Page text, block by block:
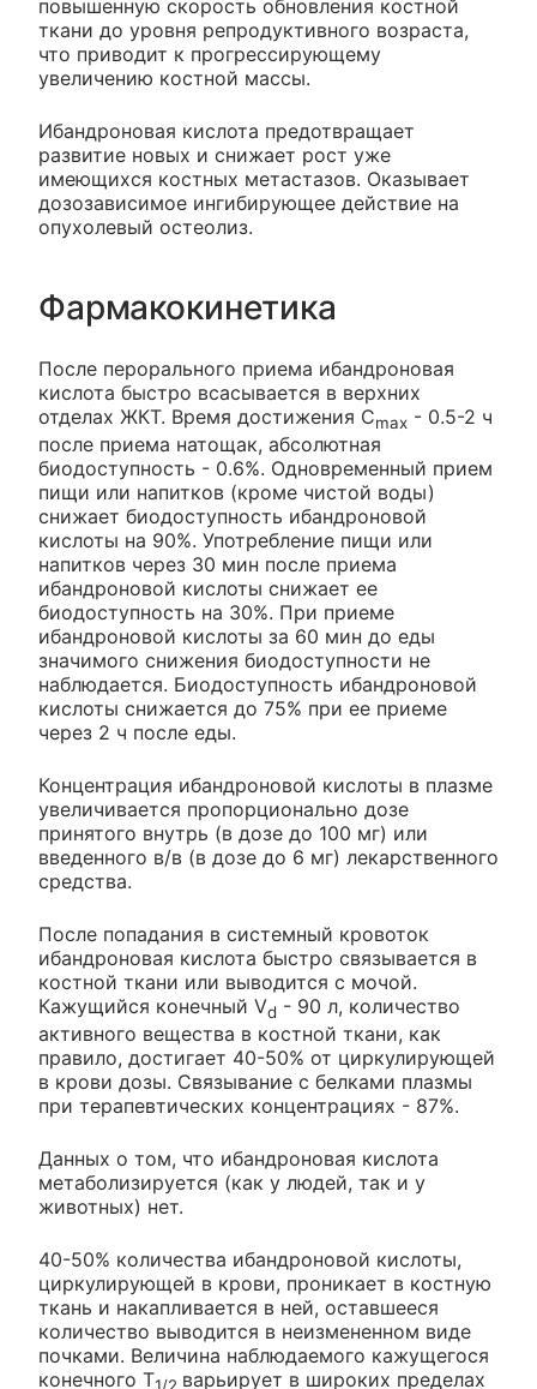
повышенную скорость обновления костной
ткани до уровня репродуктивного возраста,
что приводит к прогрессирующему
увеличению костной массы.
Ибандроновая кислота предотвращает
развитие новых и снижает рост уже
имеющихся костных метастазов. Оказывает
дозозависимое ингибирующее действие на
опухолевый остеолиз.
Фармакокинетика
После перорального приема ибандроновая
кислота быстро всасывается в верхних
отделах ЖКТ. Время достижения Сmax - 0.5-2 ч
после приема натощак, абсолютная
биодоступность - 0.6%. Одновременный прием
пищи или напитков (кроме чистой воды)
снижает биодоступность ибандроновой
кислоты на 90%. Употребление пищи или
напитков через 30 мин после приема
ибандроновой кислоты снижает ее
биодоступность на 30%. При приеме
ибандроновой кислоты за 60 мин до еды
значимого снижения биодоступности не
наблюдается. Биодоступность ибандроновой
кислоты снижается до 75% при ее приеме
через 2 ч после еды.
Концентрация ибандроновой кислоты в плазме
увеличивается пропорционально дозе
принятого внутрь (в дозе до 100 мг) или
введенного в/в (в дозе до 6 мг) лекарственного
средства.
После попадания в системный кровоток
ибандроновая кислота быстро связывается в
костной ткани или выводится с мочой.
Кажущийся конечный Vd - 90 л, количество
активного вещества в костной ткани, как
правило, достигает 40-50% от циркулирующей
в крови дозы. Связывание с белками плазмы
при терапевтических концентрациях - 87%.
Данных о том, что ибандроновая кислота
метаболизируется (как у людей, так и у
животных) нет.
40-50% количества ибандроновой кислоты,
циркулирующей в крови, проникает в костную
ткань и накапливается в ней, оставшееся
количество выводится в неизмененном виде
почками. Величина наблюдаемого кажущегося
конечного T
варьирует в широких пределах